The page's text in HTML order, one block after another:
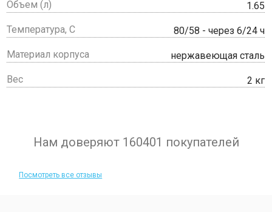
Объем (л) 1.65
Температура, С 80/58 - через 6/24 ч
Материал корпуса нержавеющая сталь
Вес 2 кг
Нам доверяют 160401 покупателей
Посмотреть все отзывы